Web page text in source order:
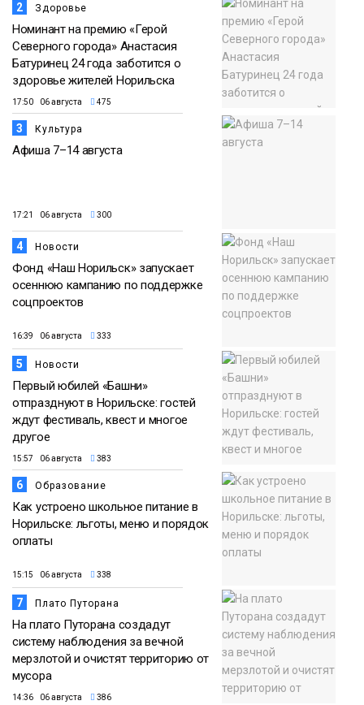
2 Здоровье
Номинант на премию «Герой
Северного города» Анастасия
Батуринец 24 года заботится о
здоровье жителей Норильска
17:50 06 августа 475
3 Культура
Афиша 7–14 августа
17:21 06 августа 300
4 Новости
Фонд «Наш Норильск» запускает
осеннюю кампанию по поддержке
соцпроектов
16:39 06 августа 333
5 Новости
Первый юбилей «Башни»
отпразднуют в Норильске: гостей
ждут фестиваль, квест и многое
другое
15:57 06 августа 383
6 Образование
Как устроено школьное питание в
Норильске: льготы, меню и порядок
оплаты
15:15 06 августа 338
7 Плато Путорана
На плато Путорана создадут
систему наблюдения за вечной
мерзлотой и очистят территорию от
мусора
14:36 06 августа 386